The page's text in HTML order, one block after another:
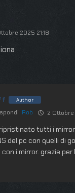
2025 21:18
Author
Rob 2
tutti i
del pc con quelli di
i mirror. grazie